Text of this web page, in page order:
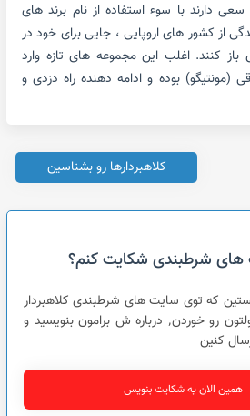
دارند با سوء استفاده از نام برند های
از کشور های اروپایی ، جایی برای خود در
کنند. اغلب این مجموعه های تازه وارد
(مونتیگو) بوده و ادامه دهنده راه دزدی و
کلاهبردارها رو بشناسین
های شرطبندی شکایت کنم؟
که توی سایت های شرطبندی کلاهبردار
حقی ازتون ضایع شده و پولتون رو خوردن٬ درباره ش برامون بنویسید و
کنین
همین الان یه شکایت بنویس